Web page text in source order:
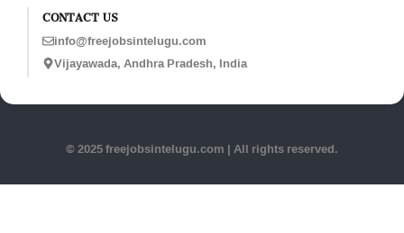
CONTACT US
info@freejobsintelugu.com
Vijayawada, Andhra Pradesh, India
© 2025 freejobsintelugu.com | All rights reserved.